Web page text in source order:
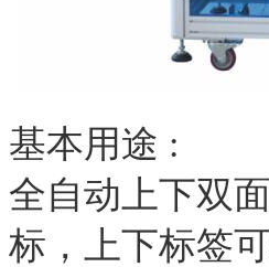
基本用途 :
全自动上下双
标，上下标签